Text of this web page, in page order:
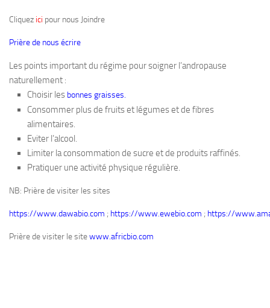
Cliquez ici pour nous Joindre
Prière de nous écrire
Les points important du régime pour soigner l’andropause
naturellement :
Choisir les bonnes graisses.
Consommer plus de fruits et légumes et de fibres
alimentaires.
Eviter l’alcool.
Limiter la consommation de sucre et de produits raffinés.
Pratiquer une activité physique régulière.
NB: Prière de visiter les sites
https://www.dawabio.com ; https://www.ewebio.com ; https://
Prière de visiter le sitewww.africbio.com